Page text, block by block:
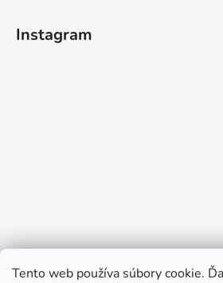
Tento web používa súbory cookie.
Instagram